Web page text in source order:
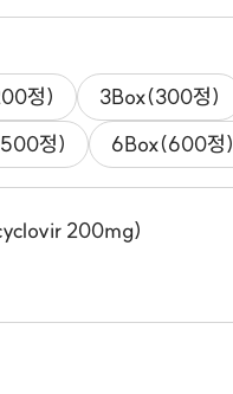
정)
3Box(300정)
정) 6Box(600정)
200mg)